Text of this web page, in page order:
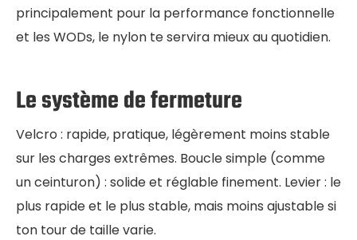
principalement pour la performance fonctionnelle
et les WODs, le nylon te servira mieux au quotidien.
Le système de fermeture
Velcro : rapide, pratique, légèrement moins stable
sur les charges extrêmes. Boucle simple (comme
un ceinturon) : solide et réglable finement. Levier : le
plus rapide et le plus stable, mais moins ajustable si
ton tour de taille varie.